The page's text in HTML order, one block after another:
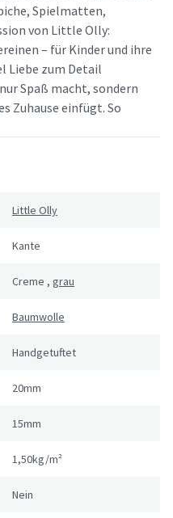
Spielmatten,
von Little Olly:
– für Kinder und ihre
Liebe zum Detail
Spaß macht, sondern
Zuhause einfügt. So
Little Olly
Kante
Creme , grau
Baumwolle
Handgetuftet
20mm
15mm
1,50kg/m²
Nein